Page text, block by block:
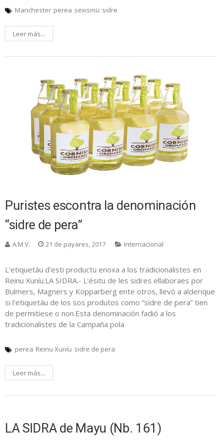
Manchester perea sexismu sidre
Leer más...
Puristes escontra la denominación
“sidre de pera”
A.M.V. 21 de payares, 2017 Internacional
L'etiquetáu d'esti productu enoxa a los tradicionalistes en
Reinu Xuníu.LA SIDRA.- L'ésitu de les sidres ellaboraes por
Bulmers, Magners y Kopparberg ente otros, llevó a alderique
si l'etiquetáu de los sos produtos como “sidre de pera” tien
de permitiese o non.Esta denominación fadió a los
tradicionalistes de la Campaña pola
perea Reinu Xuníu sidre de pera
Leer más...
LA SIDRA de Mayu (Nb. 161)